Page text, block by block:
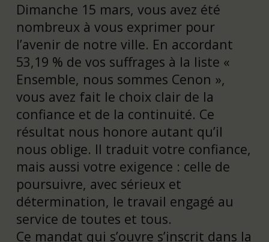
Dimanche 15 mars, vous avez été
nombreux à vous exprimer pour
l’avenir de notre ville. En accordant
53,19 % de vos suffrages à la liste «
Ensemble, nous sommes Cenon »,
vous avez fait le choix clair de la
confiance et de la continuité. Ce
résultat nous honore autant qu’il
nous oblige. Il traduit votre confiance,
mais aussi votre exigence : celle de
poursuivre, avec sérieux et
détermination, le travail engagé au
service de toutes et tous.
Ce mandat qui s’ouvre s’inscrit dans la